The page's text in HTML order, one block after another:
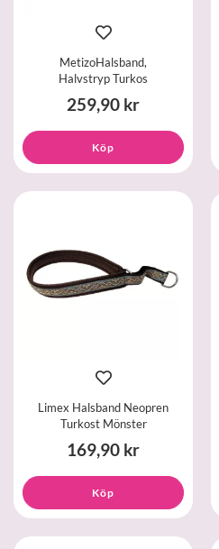
MetizoHalsband,
Halvstryp Turkos
259,90 kr
Köp
Limex Halsband Neopren
Turkost Mönster
169,90 kr
Köp